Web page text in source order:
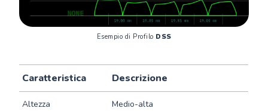
Esempio di Profilo DSS
Caratteristica Descrizione
Altezza Medio-alta